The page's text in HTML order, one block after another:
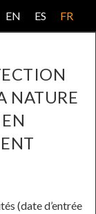
EN ES FR
NATURE
(date d’entrée